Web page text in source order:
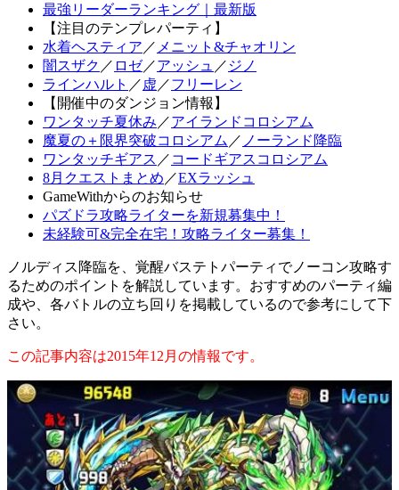
最強リーダーランキング｜最新版
【注目のテンプレパーティ】
水着ヘスティア ／ メニット&チャオリン
闇スザク ／ ロゼ／アッシュ ／ ジノ
ラインハルト ／ 虚 ／フリーレン
【開催中のダンジョン情報】
ワンタッチ夏休み ／アイランドコロシアム
魔夏の＋限界突破コロシアム ／ ノーランド降臨
ワンタッチギアス ／ コードギアスコロシアム
8月クエストまとめ ／EXラッシュ
GameWithからのお知らせ
パズドラ攻略ライターを新規募集中！
未経験可&完全在宅！攻略ライター募集！
ノルディス降臨を、覚醒バステトパーティでノーコン攻略す
るためのポイントを解説しています。おすすめのパーティ編
成や、各バトルの立ち回りを掲載しているので参考にして下
さい。
この記事内容は2015年12月の情報です。